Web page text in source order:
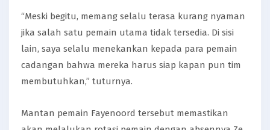
“Meski begitu, memang selalu terasa kurang nyaman
jika salah satu pemain utama tidak tersedia. Di sisi
lain, saya selalu menekankan kepada para pemain
cadangan bahwa mereka harus siap kapan pun tim
membutuhkan,” tuturnya.
Mantan pemain Fayenoord tersebut memastikan